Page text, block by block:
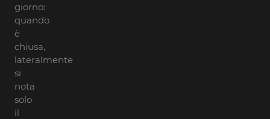
giorno:
quando
è
chiusa,
lateralmente
si
nota
solo
il